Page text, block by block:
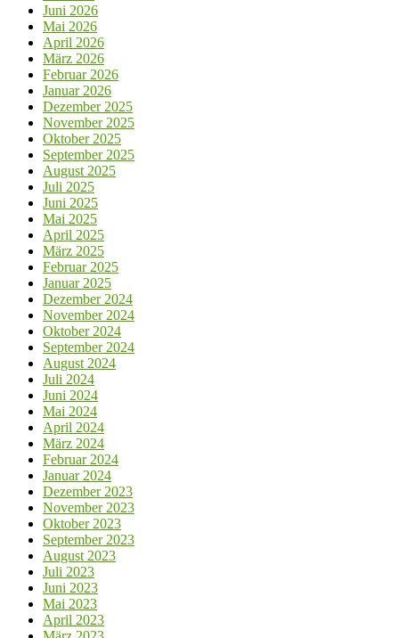
Juni 2026
Mai 2026
April 2026
März 2026
Februar 2026
Januar 2026
Dezember 2025
November 2025
Oktober 2025
September 2025
August 2025
Juli 2025
Juni 2025
Mai 2025
April 2025
März 2025
Februar 2025
Januar 2025
Dezember 2024
November 2024
Oktober 2024
September 2024
August 2024
Juli 2024
Juni 2024
Mai 2024
April 2024
März 2024
Februar 2024
Januar 2024
Dezember 2023
November 2023
Oktober 2023
September 2023
August 2023
Juli 2023
Juni 2023
Mai 2023
April 2023